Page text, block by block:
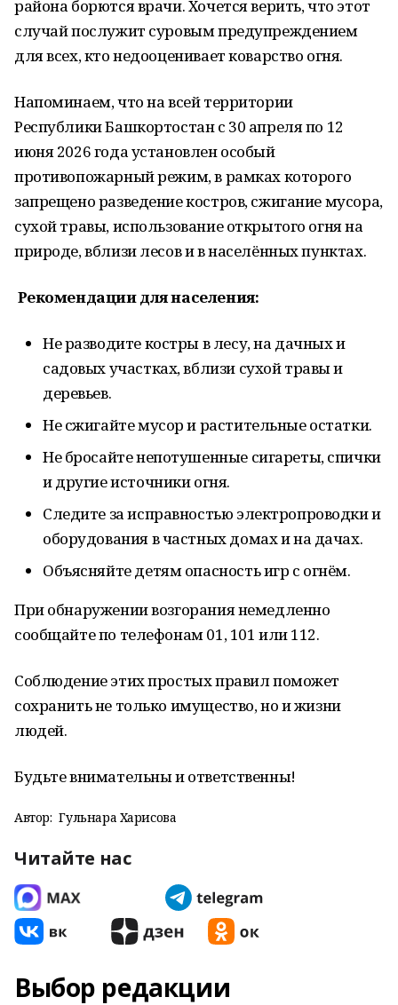
района борются врачи. Хочется верить, что этот
случай послужит суровым предупреждением
для всех, кто недооценивает коварство огня.
Напоминаем, что на всей территории
Республики Башкортостан с 30 апреля по 12
июня 2026 года установлен особый
противопожарный режим, в рамках которого
запрещено разведение костров, сжигание мусора,
сухой травы, использование открытого огня на
природе, вблизи лесов и в населённых пунктах.
Рекомендации для населения:
Не разводите костры в лесу, на дачных и
садовых участках, вблизи сухой травы и
деревьев.
Не сжигайте мусор и растительные остатки.
Не бросайте непотушенные сигареты, спички
и другие источники огня.
Следите за исправностью электропроводки и
оборудования в частных домах и на дачах.
Объясняйте детям опасность игр с огнём.
При обнаружении возгорания немедленно
сообщайте по телефонам 01, 101 или 112.
Соблюдение этих простых правил поможет
сохранить не только имущество, но и жизни
людей.
Будьте внимательны и ответственны!
Автор: Гульнара Харисова
Читайте нас
Выбор редакции